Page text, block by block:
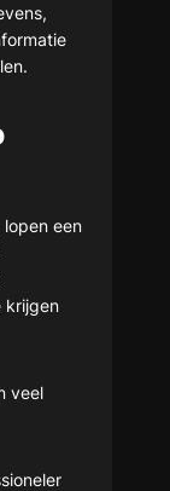
een
krijgen
veel